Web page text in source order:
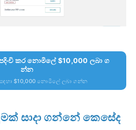
කර නොමිලේ $10,000 ලබා ග
න්න
$10,000 නොමිලේ ලබා ගන්න
සාදා ගන්නේ කෙසේද